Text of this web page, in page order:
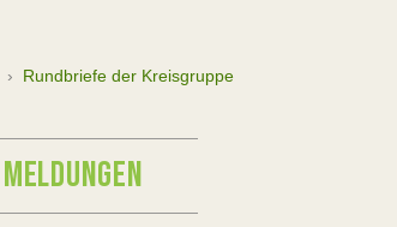
› Rundbriefe der Kreisgruppe